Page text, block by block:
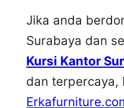
Jika anda
Surabaya dan
Kursi Kantor
dan terpercaya,